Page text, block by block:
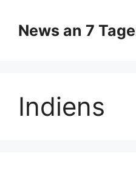
Inhalt
springen
News an 7
Indiens